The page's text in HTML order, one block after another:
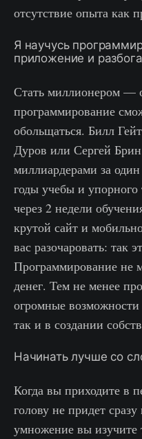
отсутствие опыта как
Я научусь
приложение и
Стать миллионером —
программирование
обольщаться. Билл
Дуров или Сергей
миллиардерами за
годы учебы и
через 2 недели
крутой сайт и
вас разочаровать: так
Программирование не
денег. Тем не менее
огромные возможности
так и в создании
Начинать лучше со
Когда вы приходите в
голову не придет
умножение вы изучите